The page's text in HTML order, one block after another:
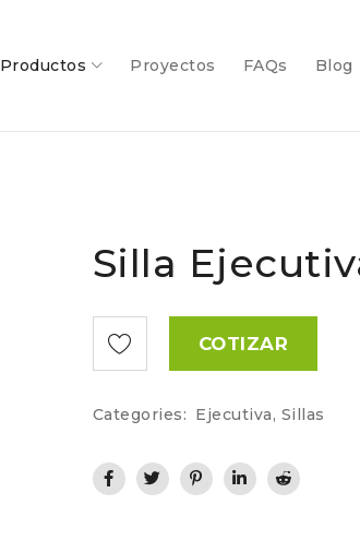
Productos Proyectos FAQs Blog
Silla
COTIZAR
Categories: Ejecutiva, Sillas